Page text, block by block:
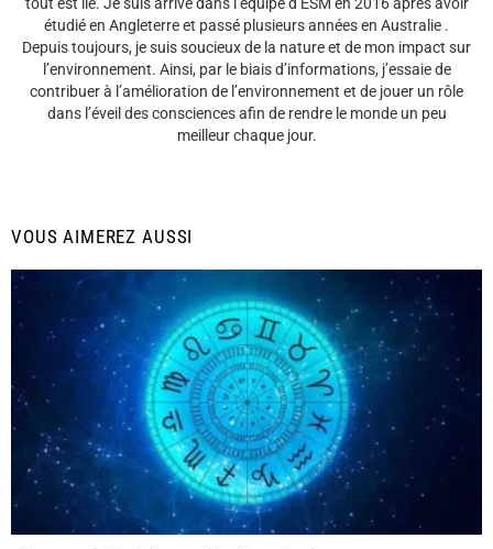
tout est lié. Je suis arrivé dans l’équipe d’ESM en 2016 après avoir
étudié en Angleterre et passé plusieurs années en Australie .
Depuis toujours, je suis soucieux de la nature et de mon impact sur
l’environnement. Ainsi, par le biais d’informations, j’essaie de
contribuer à l’amélioration de l’environnement et de jouer un rôle
dans l’éveil des consciences afin de rendre le monde un peu
meilleur chaque jour.
VOUS AIMEREZ AUSSI